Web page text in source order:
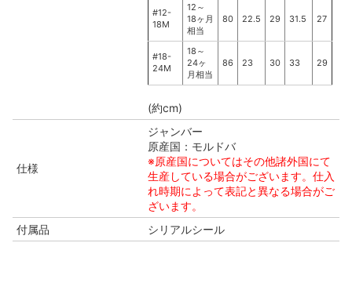
#12-
18M
12～
18ヶ月
相当
80 22.5 29 31.5 27
#18-
24M
18～
24ヶ
月相当
86 23 30 33 29
(約cm)
仕様
ジャンバー
原産国：モルドバ
※原産国についてはその他諸外国にて
生産している場合がございます。仕入
れ時期によって表記と異なる場合がご
ざいます。
付属品
シリアルシール